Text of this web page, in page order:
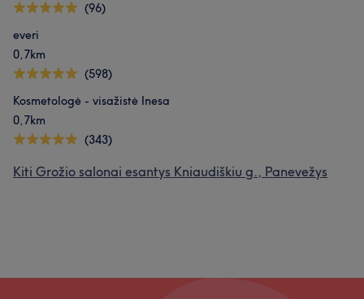
(96)
everi
0,7km
(598)
Kosmetologė - visažistė Inesa
0,7km
(343)
Kiti Grožio salonai esantys Kniaudiškiu g., Panevežys